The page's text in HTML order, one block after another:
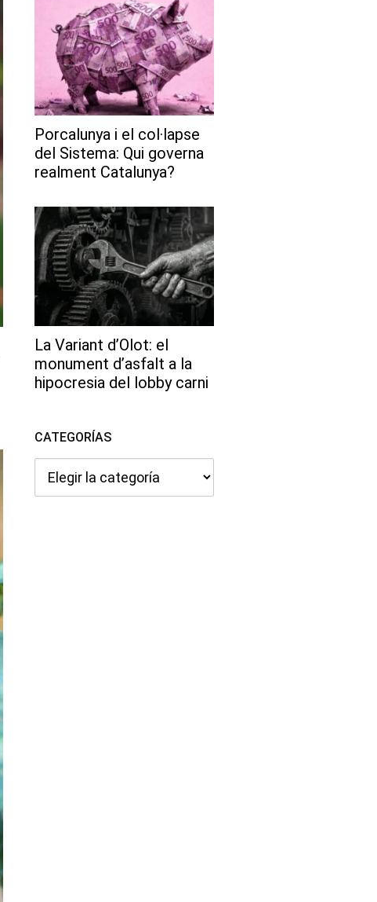
Porcalunya i el col·lapse
del Sistema: Qui governa
realment Catalunya?
La Variant d’Olot: el
monument d’asfalt a la
hipocresia del lobby carni
CATEGORÍAS